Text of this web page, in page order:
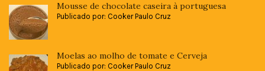
Mousse de chocolate caseira à portuguesa
Publicado por: Cooker Paulo Cruz
Moelas ao molho de tomate e Cerveja
Publicado por: Cooker Paulo Cruz